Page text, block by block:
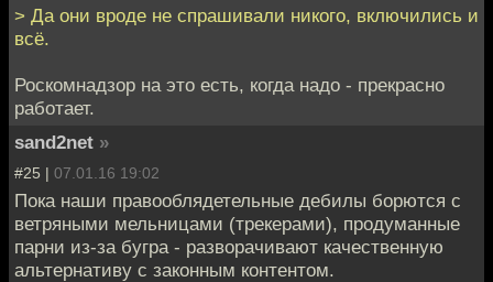
> Да они вроде не спрашивали никого, включились и
всё.
Роскомнадзор на это есть, когда надо - прекрасно
работает.
sand2net »
#25 | 07.01.16 19:02
Пока наши правооблядетельные дебилы борются с
ветряными мельницами (трекерами), продуманные
парни из-за бугра - разворачивают качественную
альтернативу с законным контентом.